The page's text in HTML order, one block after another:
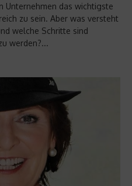
Unternehmen das wichtigste
zu sein. Aber was versteht
welche Schritte sind
werden?...